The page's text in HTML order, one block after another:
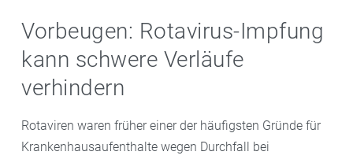
Vorbeugen: Rotavirus-Impfung
kann schwere Verläufe
verhindern
Rotaviren waren früher einer der häufigsten Gründe für
Krankenhausaufenthalte wegen Durchfall bei